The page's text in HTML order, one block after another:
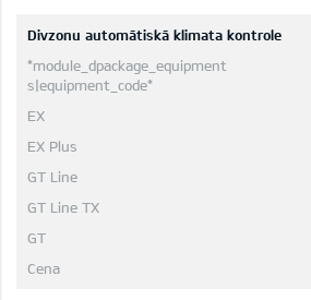
Divzonu automātiskā klimata kontrole